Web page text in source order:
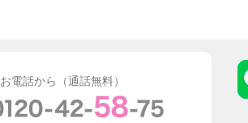
お電話から（通話無料）